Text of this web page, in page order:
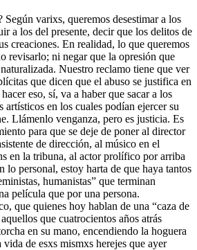
Según varixs, queremos desestimar a los
a los del presente, decir que los delitos de
creaciones. En realidad, lo que queremos
revisarlo; ni negar que la opresión que
Nuestro reclamo tiene que ver
que dicen que el abuso se justifica en
eso, sí, va a haber que sacar a los
artísticos en los cuales podían ejercer su
Llámenlo venganza, pero es justicia. Es
para que se deje de poner al director
de dirección, al músico en el
en la tribuna, al actor prolífico por arriba
lo personal, estoy harta de que haya tantos
humanistas” que terminan
película que por una persona.
que quienes hoy hablan de una “caza de
que cuatrocientos años atrás
en su mano, encendiendo la hoguera
de esxs mismxs herejes que ayer